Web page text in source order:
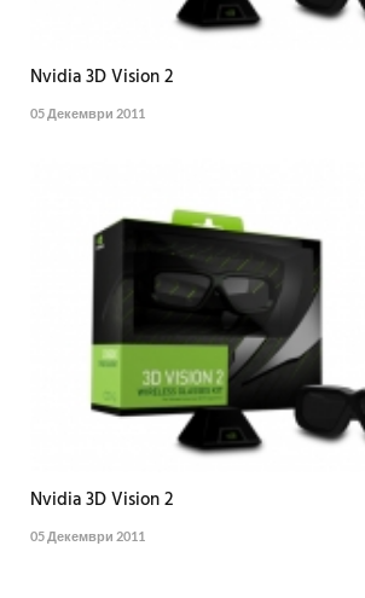
Nvidia 3D Vision 2
05 Декември 2011
Nvidia 3D Vision 2
05 Декември 2011